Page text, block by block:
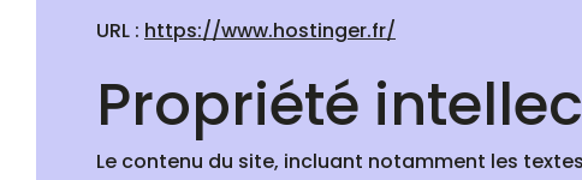
URL : https://www.hostinger.fr/
Propriété
Le contenu du site, incluant notamment les